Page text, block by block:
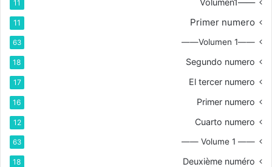
——Volumen1
11
Primer numero
11
——Volumen 1——
63
Segundo numero
18
El tercer numero
17
Primer numero
16
Cuarto numero
12
—— Volume 1 ——
63
Deuxième numéro
18